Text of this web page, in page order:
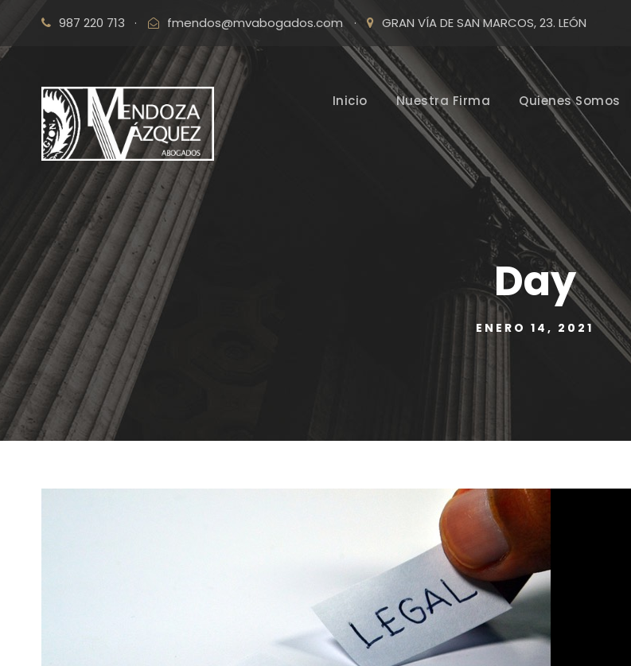
987 220 713 · fmendos@mvabogados.com · GRAN VÍA DE SAN MARCOS, 23. LEÓN
Inicio Nuestra Firma Quienes Somos
Day
ENERO 14, 2021